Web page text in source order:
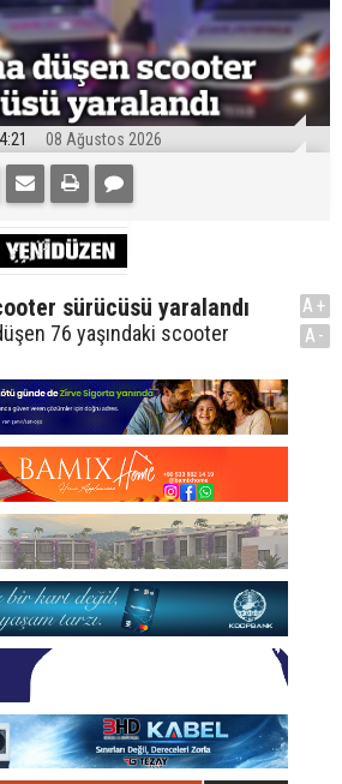
08 Ağustos 2026
sürücüsü yaralandı
76 yaşındaki scooter
A+
A-